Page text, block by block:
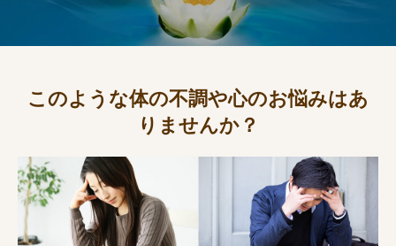
このような体の不調や心のお悩みはあ
りませんか？